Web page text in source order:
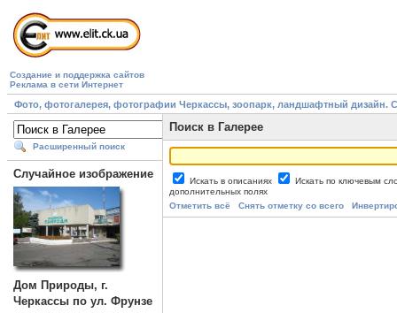
Создание и поддержка сайтов
Реклама в сети Интернет
Фото, фотогалерея, фотографии Черкассы, зоопарк, ландшафтный дизайн.
Расширенный поиск
Случайное изображение
Дом Природы, г.
Черкассы по ул. Фрунзе
Поиск в Галерее
Искать в описаниях
Искать по ключевым
дополнительных полях
Отметить всё
Снять отметку со всего